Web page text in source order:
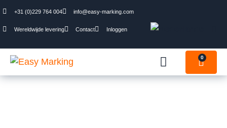
+31 (0)229 764 004 info@easy-marking.com
Wereldwijde levering Contact Inloggen
0